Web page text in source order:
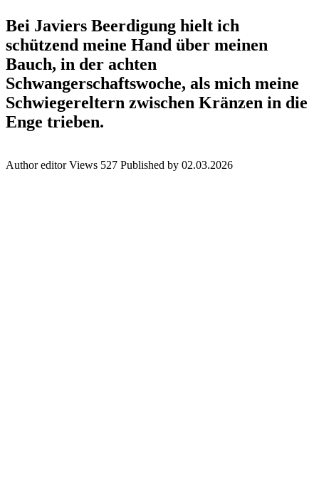
Bei Javiers Beerdigung hielt ich
schützend meine Hand über meinen
Bauch, in der achten
Schwangerschaftswoche, als mich meine
Schwiegereltern zwischen Kränzen in die
Enge trieben.
Author editor Views 527 Published by 02.03.2026